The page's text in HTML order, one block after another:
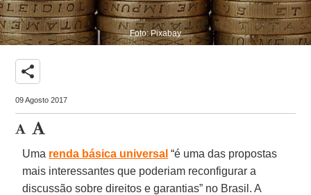
Foto: Pixabay
share
09 Agosto 2017
Uma renda básica universal “é uma das propostas
mais interessantes que poderiam reconfigurar a
discussão sobre direitos e garantias” no Brasil. A